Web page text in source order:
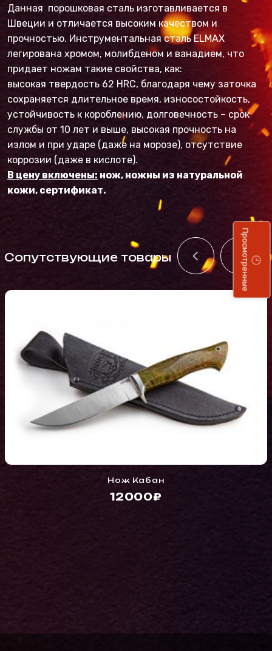
Данная порошковая сталь изготавливается в
Швеции и отличается высоким качеством и
прочностью. Инструментальная сталь ELMAX
легирована хромом, молибденом и ванадием, что
придает ножам такие свойства, как:
высокая твердость 62 HRC, благодаря чему заточка
сохраняется длительное время, износостойкость,
устойчивость к короблению, долговечность – срок
службы от 10 лет и выше, высокая прочность на
излом и при ударе (даже на морозе), отсутствие
коррозии (даже в кислоте).
В цену включены: нож, ножны из натуральной
кожи, сертификат.
Cопутствующие товары
Нож Кабан
12000₽
Просмотренные